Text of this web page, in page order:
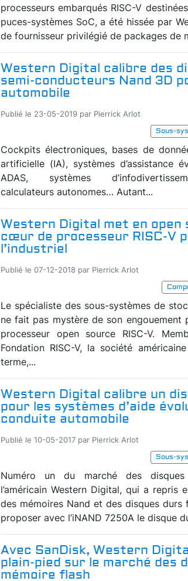
processeurs embarqués RISC-V
puces-systèmes SoC, a été hissée par
de fournisseur privilégié de packages de
Western Digital calibre des
semi-conducteurs Nand 3D
automobile
Publié le 23-05-2019 par Pierrick Arlot
Sous-
Cockpits électroniques, bases de
artificielle (IA), systèmes d’assistance
ADAS, systèmes
calculateurs autonomes… Autant...
Western Digital met en open
cœur de processeur RISC-V
l’industriel
Publié le 07-12-2018 par Pierrick Arlot
Le spécialiste des sous-systèmes de
ne fait pas mystère de son engouement
processeur open source RISC-V.
Fondation RISC-V, la société
terme,...
Western Digital calibre un
pour les systèmes d’aide
conduite automobile
Publié le 10-05-2017 par Pierrick Arlot
Sous-
Numéro un du marché des disques
l’américain Western Digital, qui a repris
des mémoires Nand et des disques durs
proposer avec l’iNAND 7250A le disque
Avec SanDisk, Western
plain-pied sur le marché des
mémoire flash